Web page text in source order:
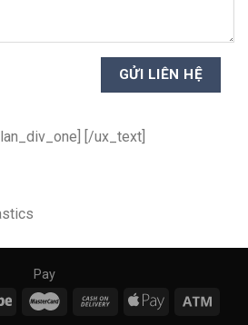
[/ux_text]
Pay